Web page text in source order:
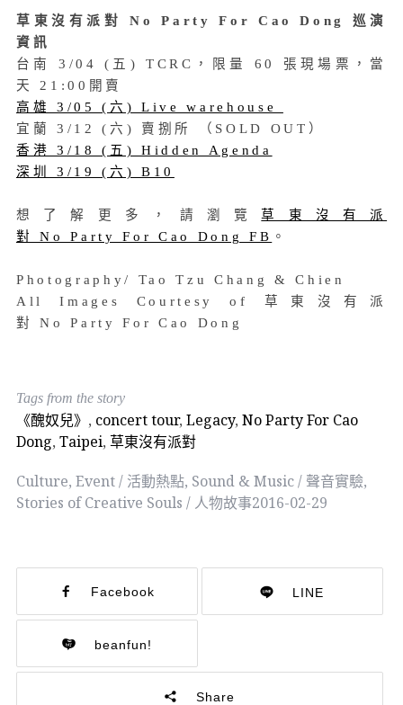
草東沒有派對 No Party For Cao Dong 巡演
資訊
台南 3/04 (五) TCRC，限量 60 張現場票，當
天 21:00開賣
高雄 3/05 (六) Live warehouse
宜蘭 3/12 (六) 賣捌所 （SOLD OUT）
香港 3/18 (五) Hidden Agenda
深圳 3/19 (六) B10
想了解更多，請瀏覽草東沒有派
對 No Party For Cao Dong FB 。
Photography/ Tao Tzu Chang & Chien
All Images Courtesy of 草東沒有派
對 No Party For Cao Dong
Tags from the story
《醜奴兒》 , concert tour, Legacy, No Party For Cao
Dong, Taipei, 草東沒有派對
Culture, Event / 活動熱點, Sound & Music / 聲音實驗,
Stories of Creative Souls / 人物故事2016-02-29
Facebook LINE
beanfun!
Share